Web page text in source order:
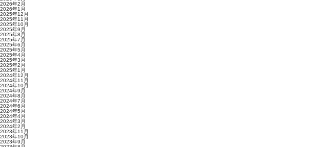
2026年2月
2026年1月
2025年12月
2025年11月
2025年10月
2025年9月
2025年8月
2025年7月
2025年6月
2025年5月
2025年4月
2025年3月
2025年2月
2025年1月
2024年12月
2024年11月
2024年10月
2024年9月
2024年8月
2024年7月
2024年6月
2024年5月
2024年4月
2024年3月
2024年2月
2023年11月
2023年10月
2023年9月